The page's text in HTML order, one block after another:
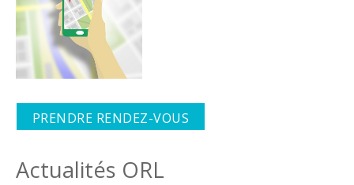
PRENDRE RENDEZ-VOUS
Actualités ORL